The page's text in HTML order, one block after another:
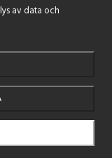
erbjudanden och
av data och